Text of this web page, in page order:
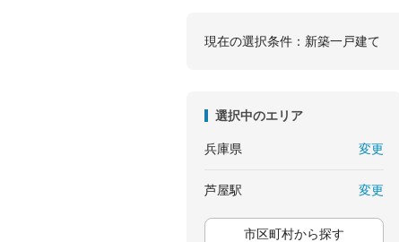
現在の選択条件： 新築一戸建て
選択中のエリア
兵庫県 変更
芦屋駅 変更
市区町村から探す